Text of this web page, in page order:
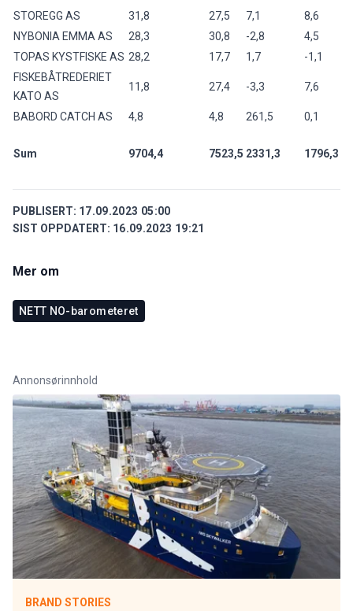
STOREGG AS
31,8 27,5 7,1
8,6
NYBONIA EMMA AS
28,3 30,8 -2,8
4,5
TOPAS KYSTFISKE AS 28,2 17,7 1,7
-1,1
FISKEBÅTREDERIET
KATO AS
11,8 27,4 -3,3 7,6
BABORD CATCH AS 4,8 4,8 261,5 0,1
Sum 9704,4 7523,5 2331,3 1796,3
PUBLISERT: 17.09.2023 05:00
SIST OPPDATERT: 16.09.2023 19:21
Mer om
NETT NO-barometeret
Annonsørinnhold
BRAND STORIES